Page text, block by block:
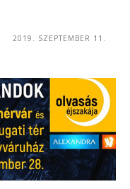
2019. SZEPTEMBER 11.